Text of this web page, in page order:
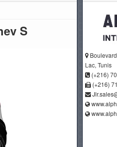
S
Lac, Tunis
(+216)
(+216)